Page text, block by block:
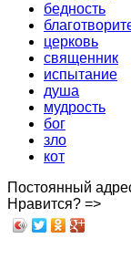
бедность
церковь
священник
испытание
душа
мудрость
бог
зло
кот
Постоянный
Нравится? =>